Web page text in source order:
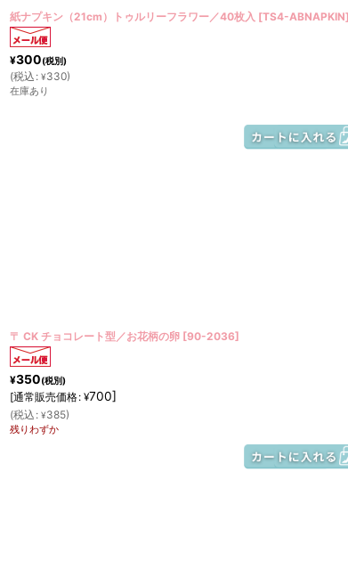
紙ナプキン（21cm）トゥルリーフラワー／40枚入 [TS4-ABNAPKIN]
¥300(税別)
(税込 : ¥330)
在庫あり
〒 CK チョコレート型／お花柄の卵 [90-2036]
¥350(税別)
[通常販売価格: ¥700]
(税込 : ¥385)
残りわずか